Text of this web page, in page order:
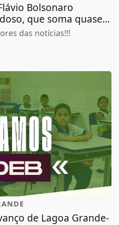
Bolsonaro
que soma quase...
das notícias!!!
de Lagoa Grande-